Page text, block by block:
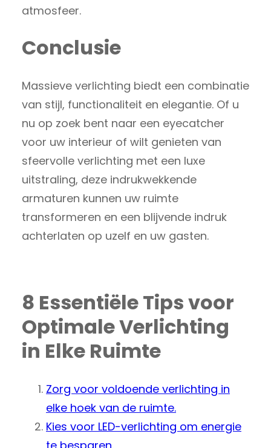
atmosfeer.
Conclusie
Massieve verlichting biedt een combinatie
van stijl, functionaliteit en elegantie. Of u
nu op zoek bent naar een eyecatcher
voor uw interieur of wilt genieten van
sfeervolle verlichting met een luxe
uitstraling, deze indrukwekkende
armaturen kunnen uw ruimte
transformeren en een blijvende indruk
achterlaten op uzelf en uw gasten.
8 Essentiële Tips voor
Optimale Verlichting
in Elke Ruimte
Zorg voor voldoende verlichting in
elke hoek van de ruimte.
Kies voor LED-verlichting om energie